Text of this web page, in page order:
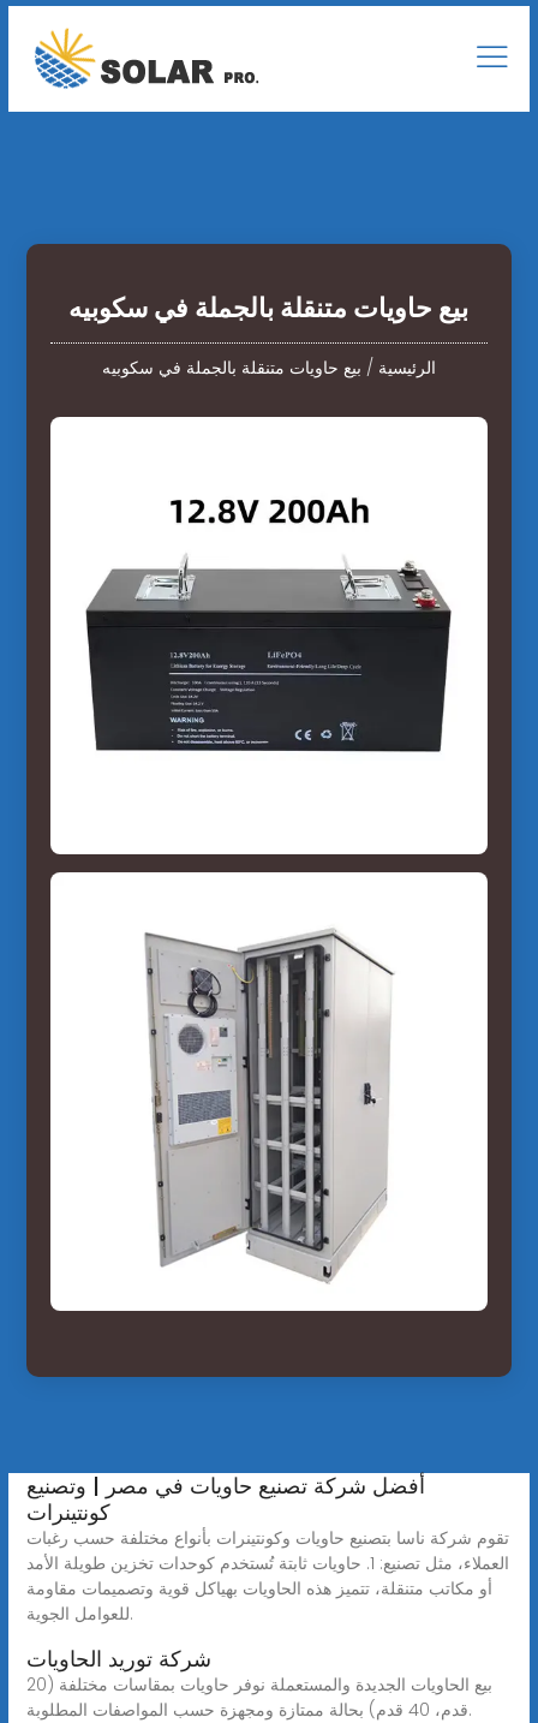
بيع حاويات متنقلة بالجملة في سكوبيه
الرئيسية / بيع حاويات متنقلة بالجملة في سكوبيه
أفضل شركة تصنيع حاويات في مصر | وتصنيع
كونتينرات
تقوم شركة ناسا بتصنيع حاويات وكونتينرات بأنواع مختلفة حسب رغبات
العملاء، مثل تصنيع: 1. حاويات ثابتة تُستخدم كوحدات تخزين طويلة الأمد
أو مكاتب متنقلة، تتميز هذه الحاويات بهياكل قوية وتصميمات مقاومة
للعوامل الجوية.
شركة توريد الحاويات
بيع الحاويات الجديدة والمستعملة نوفر حاويات بمقاسات مختلفة (20
قدم، 40 قدم) بحالة ممتازة ومجهزة حسب المواصفات المطلوبة.